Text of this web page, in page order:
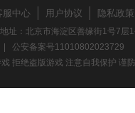
服中心 用户协议 隐私政策
址：北京市海淀区善缘街1号7
公安备案号11010802023729
拒绝盗版游戏 注意自我保护 谨